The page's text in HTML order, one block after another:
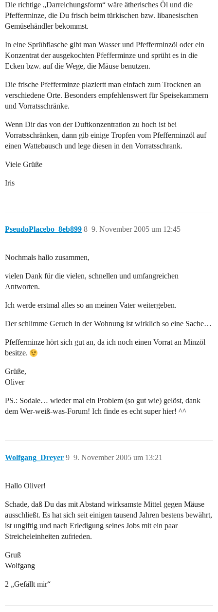
Die richtige „Darreichungsform“ wäre ätherisches Öl und die
Pfefferminze, die Du frisch beim türkischen bzw. libanesischen
Gemüsehändler bekommst.
In eine Sprühflasche gibt man Wasser und Pfefferminzöl oder ein
Konzentrat der ausgekochten Pfefferminze und sprüht es in die
Ecken bzw. auf die Wege, die Mäuse benutzen.
Die frische Pfefferminze plaziertt man einfach zum Trocknen an
verschiedene Orte. Besonders empfehlenswert für Speisekammern
und Vorratsschränke.
Wenn Dir das von der Duftkonzentration zu hoch ist bei
Vorratsschränken, dann gib einige Tropfen vom Pfefferminzöl auf
einen Wattebausch und lege diesen in den Vorratsschrank.
Viele Grüße
Iris
PseudoPlacebo_8eb899 9. November 2005 um 12:45
8
Nochmals hallo zusammen,
vielen Dank für die vielen, schnellen und umfangreichen
Antworten.
Ich werde erstmal alles so an meinen Vater weitergeben.
Der schlimme Geruch in der Wohnung ist wirklich so eine Sache…
Pfefferminze hört sich gut an, da ich noch einen Vorrat an Minzöl
besitze.
Grüße,
Oliver
PS.: Sodale… wieder mal ein Problem (so gut wie) gelöst, dank
dem Wer-weiß-was-Forum! Ich finde es echt super hier! ^^
Wolfgang_Dreyer 9. November 2005 um 13:21
9
Hallo Oliver!
Schade, daß Du das mit Abstand wirksamste Mittel gegen Mäuse
ausschließt. Es hat sich seit einigen tausend Jahren bestens bewährt,
ist ungiftig und nach Erledigung seines Jobs mit ein paar
Streicheleinheiten zufrieden.
Gruß
Wolfgang
2 „Gefällt mir“